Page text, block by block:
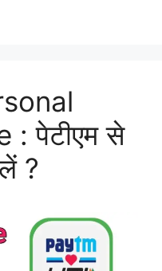
: पेटीएम से
?